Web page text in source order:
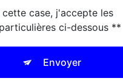
cette case, j'accepte les
ci-dessous **
Envoyer